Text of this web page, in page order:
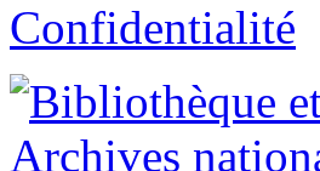
Confidentialité